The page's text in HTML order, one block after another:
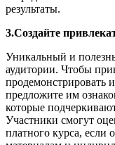
результаты.
3.Создайте
Уникальный и
аудитории. Чтобы
продемонстрировать
предложите им
которые
Участники смогут
платного курса, если